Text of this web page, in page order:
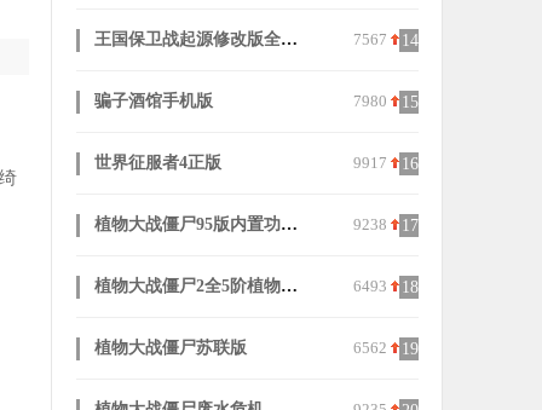
14 三国志8手机版 9634
15 mc大战僵尸2EXTRA 9199
16 大周列国志安卓版 9729
17 三国群英传7安卓版 7764
18 三国群英传2手机版 7356
19 植物大战僵尸hd版 9248